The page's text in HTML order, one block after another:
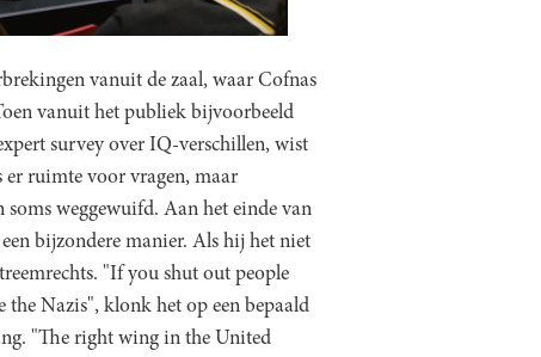
vanuit de zaal, waar Cofnas
vanuit het publiek bijvoorbeeld
survey over IQ-verschillen, wist
er ruimte voor vragen, maar
soms weggewuifd. Aan het einde van
bijzondere manier. Als hij het niet
"If you shut out people
Nazis", klonk het op een bepaald
"The right wing in the United